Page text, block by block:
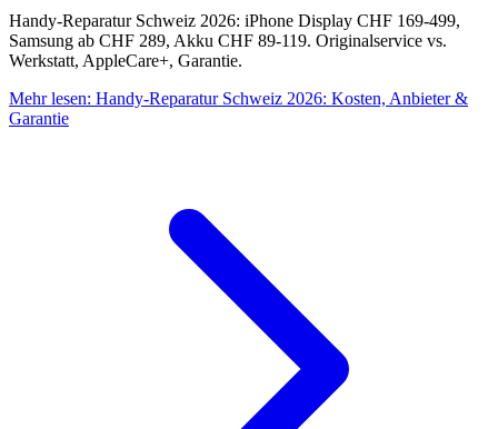
Handy-Reparatur Schweiz 2026: iPhone Display CHF 169-499,
Samsung ab CHF 289, Akku CHF 89-119. Originalservice vs.
Werkstatt, AppleCare+, Garantie.
Mehr lesen: Handy-Reparatur Schweiz 2026: Kosten, Anbieter &
Garantie